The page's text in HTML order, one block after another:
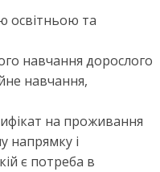
освітньою та
навчання дорослого
навчання,
на проживання
напрямку і
є потреба в